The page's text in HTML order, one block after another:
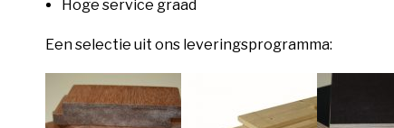
Hoge service graad
Een selectie uit ons leveringsprogramma: